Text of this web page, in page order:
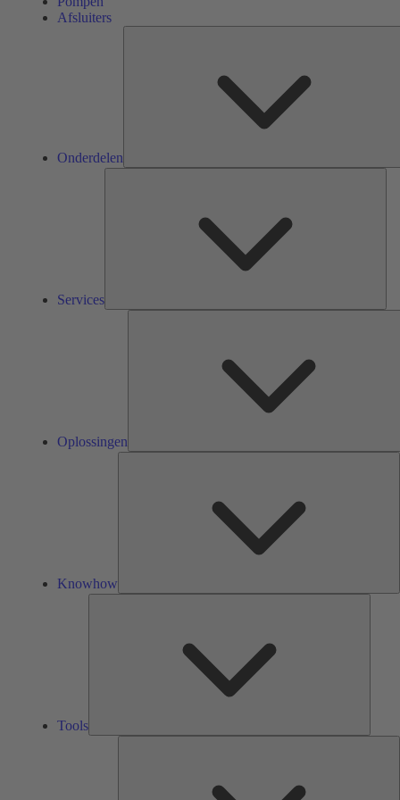
Afsluiters
Onderdelen
Services
Oplossingen
Knowhow
Tools